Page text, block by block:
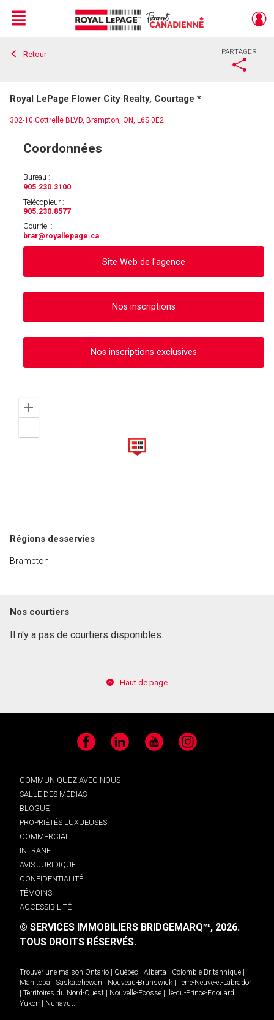
Live
En Direct
Menu
Retour PARTAGER
Royal LePage Flower City Realty, Courtage *
302-10 Cottrelle BLVD, Brampton, ON, L6S 0E2
Coordonnées
Bureau :
905.230.3100
Télécopieur :
905.230.8577
Courriel :
brar@royallepage.ca
Site Web de l'agence
Nos inscriptions
Nos inscriptions exclusives
Zoom
out
Régions desservies
Brampton
Nos courtiers
Il n'y a pas de courtiers disponibles.
Haut de page
Facebook LinkedIn YouTube Instagram
COMMUNIQUEZ AVEC NOUS
SALLE DES MÉDIAS
BLOGUE
PROPRIÉTÉS LUXUEUSES
COMMERCIAL
INTRANET
AVIS JURIDIQUE
CONFIDENTIALITÉ
TÉMOINS
ACCESSIBILITÉ
© SERVICES IMMOBILIERS BRIDGEMARQMD, 2026.
TOUS DROITS RÉSERVÉS.
Trouver une maison Ontario | Québec | Alberta | Colombie-Britannique |
Manitoba | Saskatchewan | Nouveau-Brunswick | Terre-Neuve-et-Labrador
| Territoires du Nord-Ouest | Nouvelle-Écosse | Île-du-Prince-Édouard |
Yukon | Nunavut